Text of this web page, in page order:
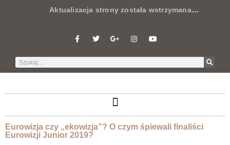
Aktualizacja strony została wstrzymana…
Eurowizja czy „ekowizja”? O czym śpiewali finaliści
Eurowizji Junior 2019?